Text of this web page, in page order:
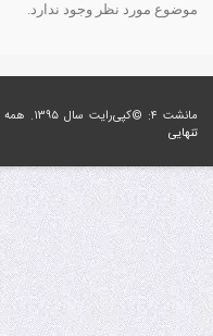
موضوع مورد نظر وجود ندارد.
مانشت ۴: ©کپی‌رایت سال ۱۳۹۵. همه حقوق برای
تنهایی